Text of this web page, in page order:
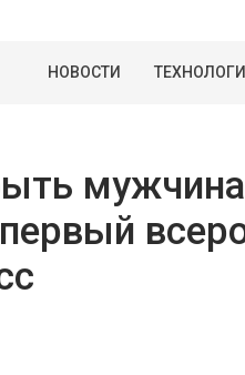
НОВОСТИ
мужчина